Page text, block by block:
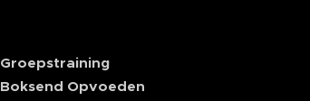
Groepstraining
Boksend Opvoeden